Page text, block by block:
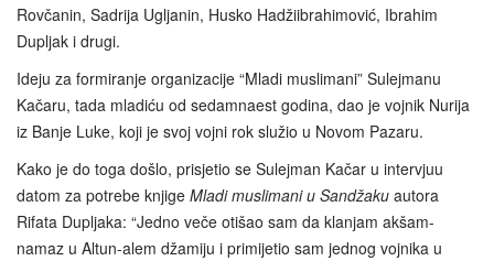
Rovčanin, Sadrija Ugljanin, Husko Hadžiibrahimović, Ibrahim
Dupljak i drugi.
Ideju za formiranje organizacije “Mladi muslimani” Sulejmanu
Kačaru, tada mladiću od sedamnaest godina, dao je vojnik Nurija
iz Banje Luke, koji je svoj vojni rok služio u Novom Pazaru.
Kako je do toga došlo, prisjetio se Sulejman Kačar u intervjuu
datom za potrebe knjige Mladi muslimani u Sandžaku autora
Rifata Dupljaka: “Jedno veče otišao sam da klanjam akšam-
namaz u Altun-alem džamiju i primijetio sam jednog vojnika u